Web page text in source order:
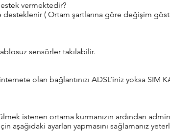
vermektedir?
desteklenir ( Ortam şartlarına göre değişim
sensörler takılabilir.
olan bağlantınızı ADSL’iniz yoksa SIM
istenen ortama kurmanızın ardından
aşağıdaki ayarları yapmasını sağlamanız